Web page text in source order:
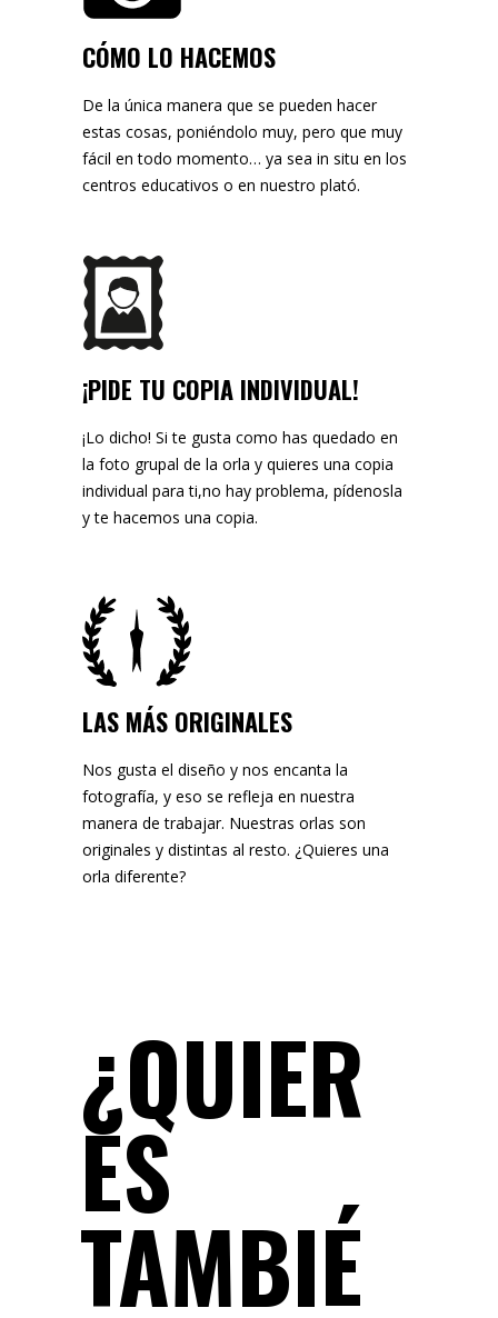
CÓMO LO HACEMOS
De la única manera que se pueden hacer
estas cosas, poniéndolo muy, pero que muy
fácil en todo momento… ya sea in situ en los
centros educativos o en nuestro plató.
¡PIDE TU COPIA INDIVIDUAL!
¡Lo dicho! Si te gusta como has quedado en
la foto grupal de la orla y quieres una copia
individual para ti,no hay problema, pídenosla
y te hacemos una copia.
LAS MÁS ORIGINALES
Nos gusta el diseño y nos encanta la
fotografía, y eso se refleja en nuestra
manera de trabajar. Nuestras orlas son
originales y distintas al resto. ¿Quieres una
orla diferente?
¿QUIER
ES
TAMBIÉ